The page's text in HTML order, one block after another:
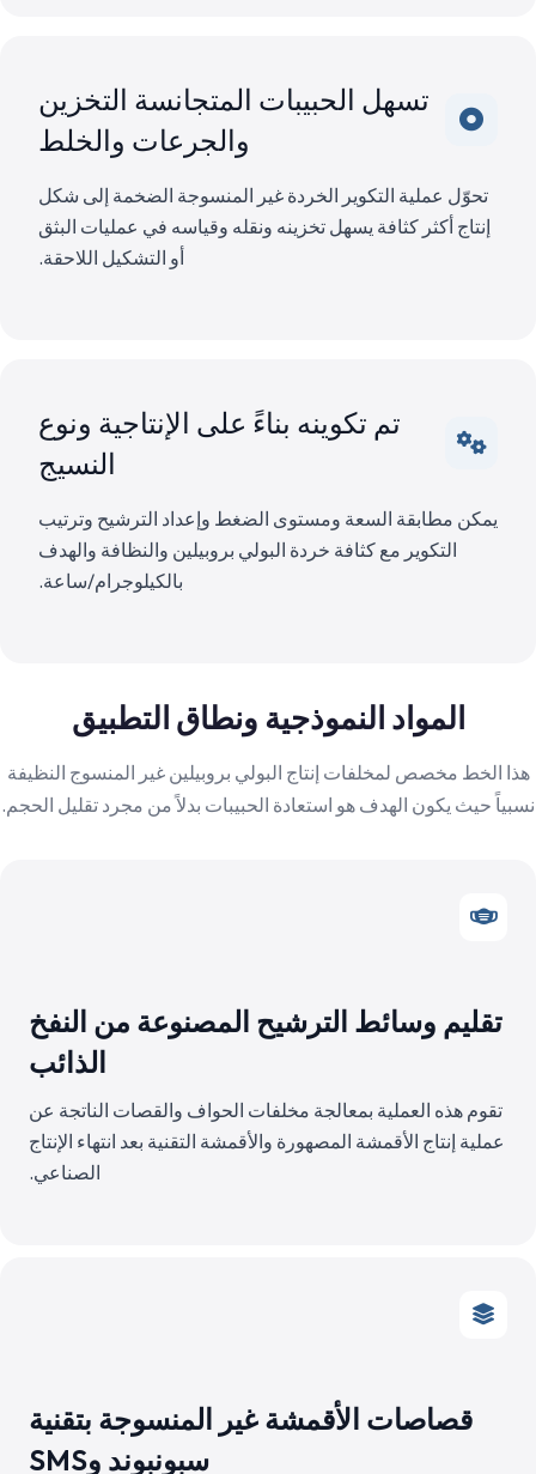
تسهل الحبيبات المتجانسة التخزين
والجرعات والخلط
تحوّل عملية التكوير الخردة غير المنسوجة الضخمة إلى شكل
إنتاج أكثر كثافة يسهل تخزينه ونقله وقياسه في عمليات البثق
أو التشكيل اللاحقة.
تم تكوينه بناءً على الإنتاجية ونوع
النسيج
يمكن مطابقة السعة ومستوى الضغط وإعداد الترشيح وترتيب
التكوير مع كثافة خردة البولي بروبيلين والنظافة والهدف
بالكيلوجرام/ساعة.
المواد النموذجية ونطاق التطبيق
هذا الخط مخصص لمخلفات إنتاج البولي بروبيلين غير المنسوج النظيفة
نسبياً حيث يكون الهدف هو استعادة الحبيبات بدلاً من مجرد تقليل الحجم.
تقليم وسائط الترشيح المصنوعة من النفخ
الذائب
تقوم هذه العملية بمعالجة مخلفات الحواف والقصات الناتجة عن
عملية إنتاج الأقمشة المصهورة والأقمشة التقنية بعد انتهاء الإنتاج
الصناعي.
قصاصات الأقمشة غير المنسوجة بتقنية
سبونبوند وSMS